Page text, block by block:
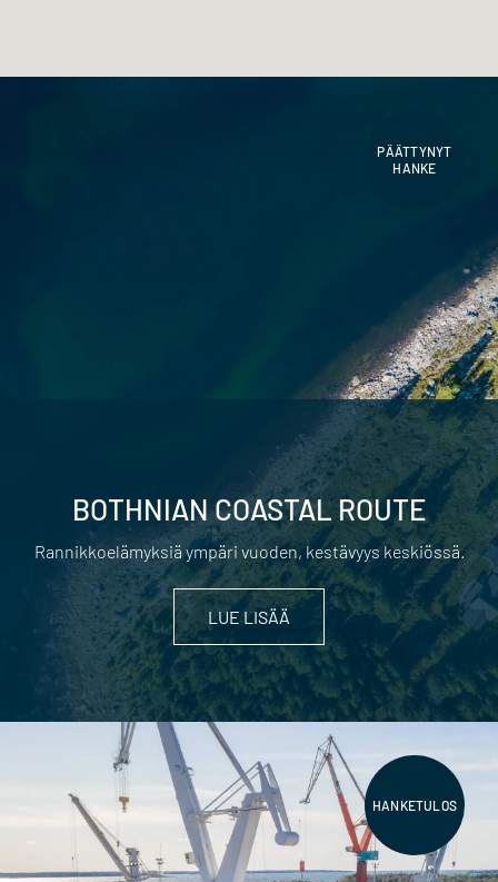
PÄÄTTYNYT
HANKE
BOTHNIAN COASTAL ROUTE
Rannikkoelämyksiä ympäri vuoden, kestävyys keskiössä.
LUE LISÄÄ
HANKETULOS